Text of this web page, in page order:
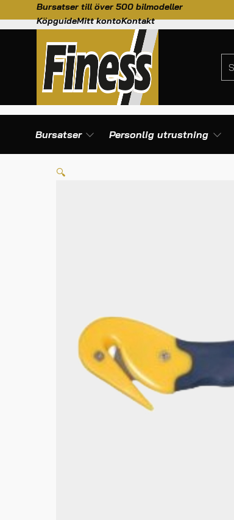
Bursatser till över 500 bilmodeller
KöpguideMitt kontoKontakt
Bursatser Personlig utrustning
HEM/TILL BILEN/BÄLTEN/OMP BÄLTESKNIV STOR
🔍